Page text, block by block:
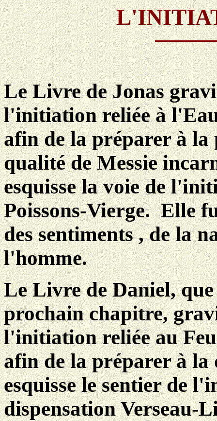
Le Livre de Jonas
l'initiation reliée à
afin de la préparer à la
qualité de Messie
esquisse la voie de
Poissons-Vierge. Elle
des sentiments , de la
l'homme.
Le Livre de Daniel,
prochain chapitre,
l'initiation reliée au
afin de la préparer à
esquisse le sentier de
dispensation Verseau-